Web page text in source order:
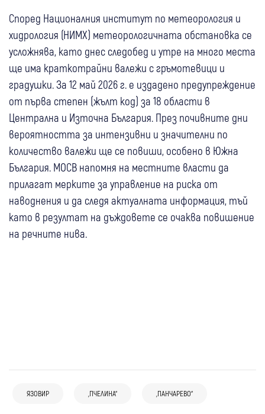
Според Националния институт по метеорология и
хидрология (НИМХ) метеорологичната обстановка се
усложнява, като днес следобед и утре на много места
ще има краткотрайни валежи с гръмотевици и
градушки. За 12 май 2026 г. е издадено предупреждение
от първа степен (жълт код) за 18 области в
Централна и Източна България. През почивните дни
вероятността за интензивни и значителни по
количество валежи ще се повиши, особено в Южна
България. МОСВ напомня на местните власти да
прилагат мерките за управление на риска от
наводнения и да следя актуалната информация, тъй
като в резултат на дъждовете се очаква повишение
на речните нива.
ЯЗОВИР „ПЧЕЛИНА“ „ПАНЧАРЕВО“